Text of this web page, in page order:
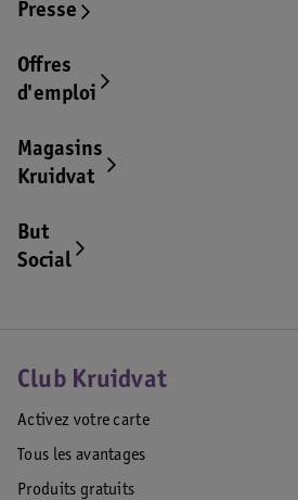
Presse
Offres
d'emploi
Magasins
Kruidvat
But
Social
Club Kruidvat
Activez votre carte
Tous les avantages
Produits gratuits